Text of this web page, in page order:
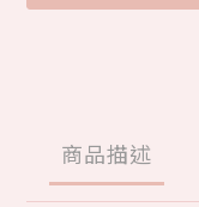
商品描述